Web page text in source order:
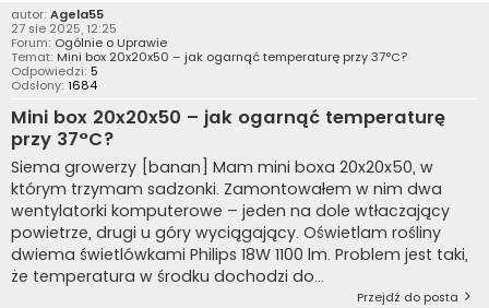
autor: Agela55
27 sie 2025, 12:25
Forum: Ogólnie o Uprawie
Temat: Mini box 20x20x50 – jak ogarnąć temperaturę przy 37°C?
Odpowiedzi: 5
Odsłony: 1684
Mini box 20x20x50 – jak ogarnąć temperaturę
przy 37°C?
Siema growerzy [banan] Mam mini boxa 20x20x50, w
którym trzymam sadzonki. Zamontowałem w nim dwa
wentylatorki komputerowe – jeden na dole wtłaczający
powietrze, drugi u góry wyciągający. Oświetlam rośliny
dwiema świetlówkami Philips 18W 1100 lm. Problem jest taki,
że temperatura w środku dochodzi do...
Przejdź do posta